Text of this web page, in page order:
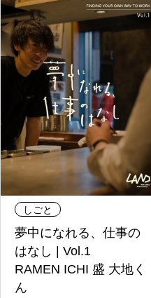
なし
#花・植
#飛行機
行
しごと
夢中になれる、仕事の
はなし | Vol.1
RAMEN ICHI 盛 大地く
ん